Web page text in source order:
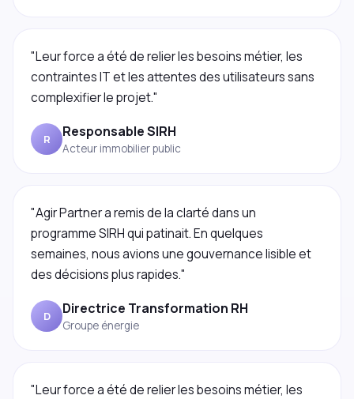
"Leur force a été de relier les besoins métier, les
contraintes IT et les attentes des utilisateurs sans
complexifier le projet."
R Responsable SIRH
Acteur immobilier public
"Agir Partner a remis de la clarté dans un
programme SIRH qui patinait. En quelques
semaines, nous avions une gouvernance lisible et
des décisions plus rapides."
D Directrice Transformation RH
Groupe énergie
"Leur force a été de relier les besoins métier, les